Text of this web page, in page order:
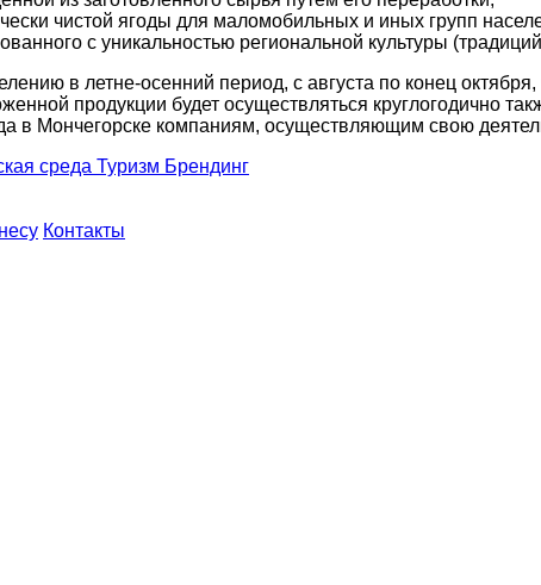
чистой ягоды для маломобильных и иных групп
с уникальностью региональной культуры
в летне-осенний период, с августа по конец
продукции будет осуществляться круглогодично
в Мончегорске компаниям, осуществляющим свою
среда Туризм Брендинг
Контакты